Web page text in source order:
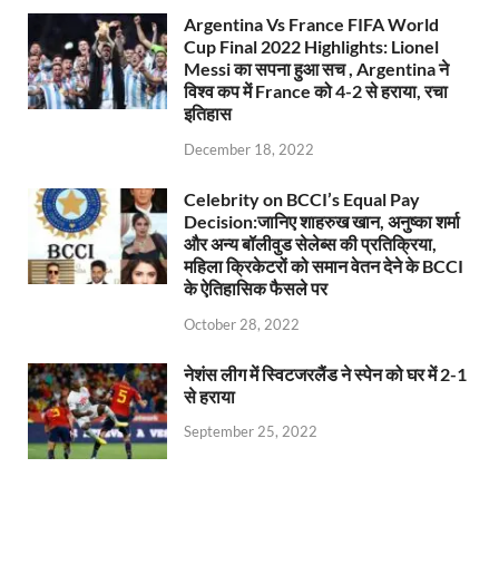
Argentina Vs France FIFA World
Cup Final 2022 Highlights: Lionel
Messi का सपना हुआ सच , Argentina ने
विश्व कप में France को 4-2 से हराया, रचा
इतिहास
December 18, 2022
Celebrity on BCCI’s Equal Pay
Decision:जानिए शाहरुख खान, अनुष्का शर्मा
और अन्य बॉलीवुड सेलेब्स की प्रतिक्रिया,
महिला क्रिकेटरों को समान वेतन देने के BCCI
के ऐतिहासिक फैसले पर
October 28, 2022
नेशंस लीग में स्विटजरलैंड ने स्पेन को घर में 2-1
से हराया
September 25, 2022